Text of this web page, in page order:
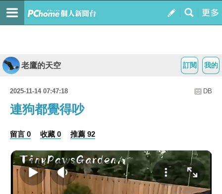
我的
訂閱
老鷹的天空
2025-11-14 07:47:18 DB
連狗都覺得吵
留言 0 收藏 0 推薦 92